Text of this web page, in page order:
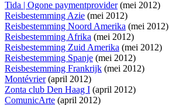
Tida | Ogone paymentprovider(mei 2012)
Reisbestemming Azie (mei 2012)
Reisbestemming Noord Amerika (mei 2012)
Reisbestemming Afrika (mei 2012)
Reisbestemming Zuid Amerika (mei 2012)
Reisbestemming Spanje (mei 2012)
Reisbestemming Frankrijk (mei 2012)
Montévrier(april 2012)
Zonta club Den Haag I (april 2012)
ComunicArte (april 2012)